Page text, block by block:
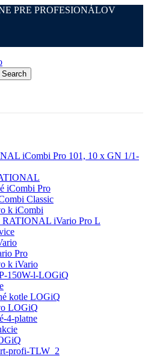
PRE PROFESIONÁLOV
Search
iCombi Pro
Classic
k iCombi
Pro
k iVario
kotle LOGiQ
LOGiQ